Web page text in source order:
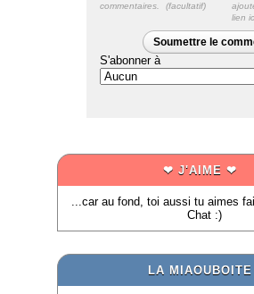
commentaires.
lien
Soumettre le
S'abonner à
❤ J'AIME ❤
...car au fond, toi aussi tu aimes
Chat :)
LA MIAOUBOITE